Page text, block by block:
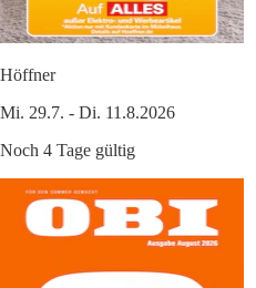
Höffner
Mi. 29.7. - Di. 11.8.2026
Noch 4 Tage gültig